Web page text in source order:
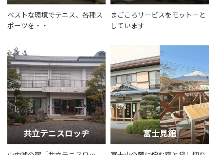
ベストな環境でテニス、各種ス
ポーツを・・
まごころサービスをモットーと
しています
共立テニスロッヂ 富士見館